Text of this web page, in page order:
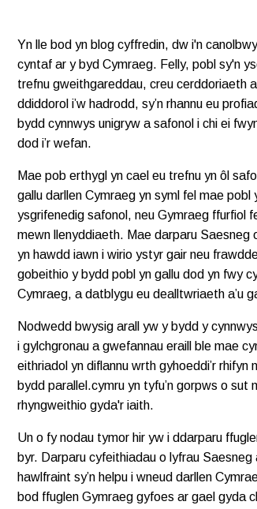
Yn lle bod yn blog cyffredin, dw i'n
cyntaf ar y byd Cymraeg. Felly, pobl sy'n
trefnu gweithgareddau, creu cerddoriaeth
ddiddorol i’w hadrodd, sy’n rhannu eu
bydd cynnwys unigryw a safonol i chi ei
dod i’r wefan.
Mae pob erthygl yn cael eu trefnu yn ôl
gallu darllen Cymraeg yn syml fel mae pobl
ysgrifenedig safonol, neu Gymraeg ffurfiol
mewn llenyddiaeth. Mae darparu Saesneg
yn hawdd iawn i wirio ystyr gair neu
gobeithio y bydd pobl yn gallu dod yn fwy
Cymraeg, a datblygu eu dealltwriaeth a’u
Nodwedd bwysig arall yw y bydd y
i gylchgronau a gwefannau eraill ble mae
eithriadol yn diflannu wrth gyhoeddi’r rhifyn
bydd parallel.cymru yn tyfu’n gorpws o sut
rhyngweithio gyda'r iaith.
Un o fy nodau tymor hir yw i ddarparu
byr. Darparu cyfeithiadau o lyfrau
hawlfraint sy’n helpu i wneud darllen
bod ffuglen Gymraeg gyfoes ar gael gyda